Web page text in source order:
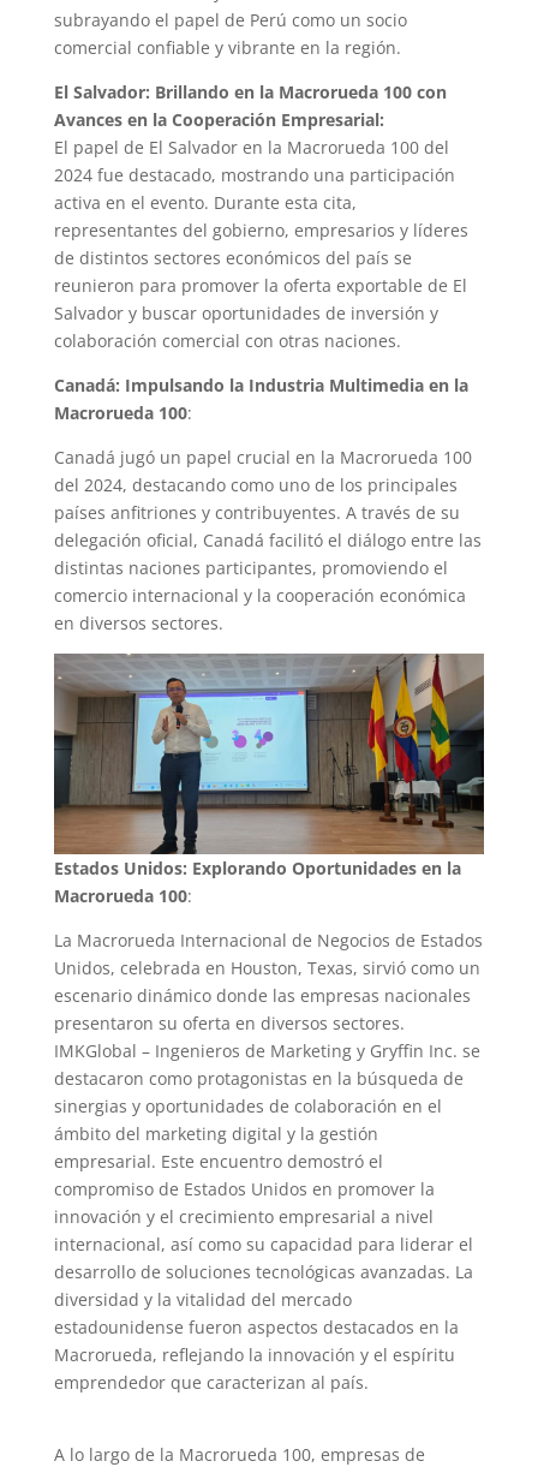
subrayando el papel de Perú como un socio
comercial confiable y vibrante en la región.
El Salvador: Brillando en la Macrorueda 100 con
Avances en la Cooperación Empresarial:
El papel de El Salvador en la Macrorueda 100 del
2024 fue destacado, mostrando una participación
activa en el evento. Durante esta cita,
representantes del gobierno, empresarios y líderes
de distintos sectores económicos del país se
reunieron para promover la oferta exportable de El
Salvador y buscar oportunidades de inversión y
colaboración comercial con otras naciones.
Canadá: Impulsando la Industria Multimedia en la
Macrorueda 100:
Canadá jugó un papel crucial en la Macrorueda 100
del 2024, destacando como uno de los principales
países anfitriones y contribuyentes. A través de su
delegación oficial, Canadá facilitó el diálogo entre las
distintas naciones participantes, promoviendo el
comercio internacional y la cooperación económica
en diversos sectores.
Estados Unidos: Explorando Oportunidades en la
Macrorueda 100:
La Macrorueda Internacional de Negocios de Estados
Unidos, celebrada en Houston, Texas, sirvió como un
escenario dinámico donde las empresas nacionales
presentaron su oferta en diversos sectores.
IMKGlobal – Ingenieros de Marketing y Gryffin Inc. se
destacaron como protagonistas en la búsqueda de
sinergias y oportunidades de colaboración en el
ámbito del marketing digital y la gestión
empresarial. Este encuentro demostró el
compromiso de Estados Unidos en promover la
innovación y el crecimiento empresarial a nivel
internacional, así como su capacidad para liderar el
desarrollo de soluciones tecnológicas avanzadas. La
diversidad y la vitalidad del mercado
estadounidense fueron aspectos destacados en la
Macrorueda, reflejando la innovación y el espíritu
emprendedor que caracterizan al país.
A lo largo de la Macrorueda 100, empresas de